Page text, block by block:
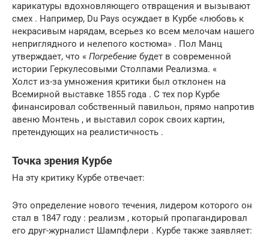
карикатуры вдохновляющего отвращения и вызывают
смех . Например, Du Pays осуждает в Курбе «любовь к
некрасивым нарядам, всерьез ко всем мелочам нашего
неприглядного и нелепого костюма» . Пол Манц
утверждает, что « Погребение будет в современной
истории Геркулесовыми Столпами Реализма. «
Холст из-за умножения критики был отклонен на
Всемирной выставке 1855 года . С тех пор Курбе
финансировал собственный павильон, прямо напротив
авеню Монтень , и выставил сорок своих картин,
претендующих на реалистичность .
Точка зрения Курбе
На эту критику Курбе отвечает:
Это определение нового течения, лидером которого он
стал в 1847 году : реализм , который пропагандировал
его друг-журналист Шампфлери . Курбе также заявляет: